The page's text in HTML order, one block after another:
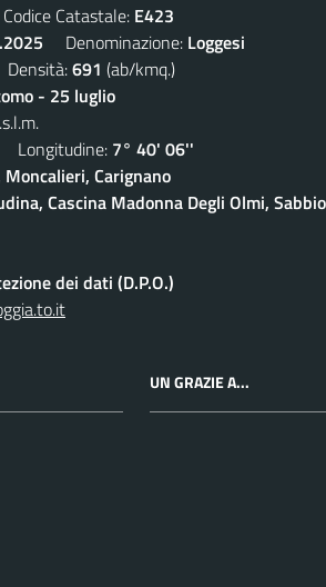
Catastale: E423
Denominazione: Loggesi
691 (ab/kmq.)
- 25 luglio
Longitudine: 7° 40' 06''
Moncalieri, Carignano
Cascina Madonna Degli Olmi,
dei dati (D.P.O.)
UN GRAZIE A...